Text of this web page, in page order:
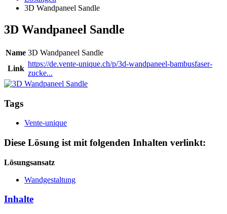
3D Wandpaneel Sandle
3D Wandpaneel Sandle
Name 3D Wandpaneel Sandle
Link
https://de.vente-unique.ch/p/3d-wandpaneel-bambusfaser-
zucke...
Tags
Vente-unique
Diese Lösung ist mit folgenden Inhalten verlinkt:
Lösungsansatz
Wandgestaltung
Inhalte